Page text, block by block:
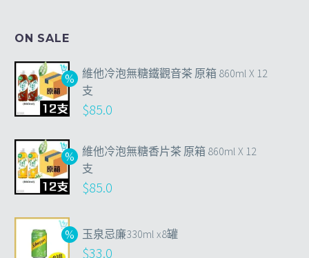
ON SALE
維他冷泡無糖鐵觀音茶 原箱 860ml X 12
支
$85.0
維他冷泡無糖香片茶 原箱 860ml X 12
支
$85.0
玉泉忌廉330ml x8罐
$33.0